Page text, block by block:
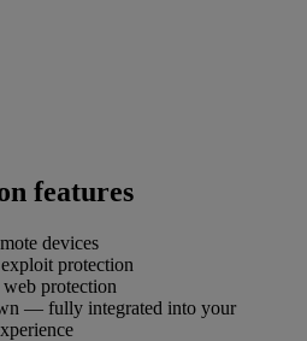
features
devices
protection
protection
— fully integrated into your